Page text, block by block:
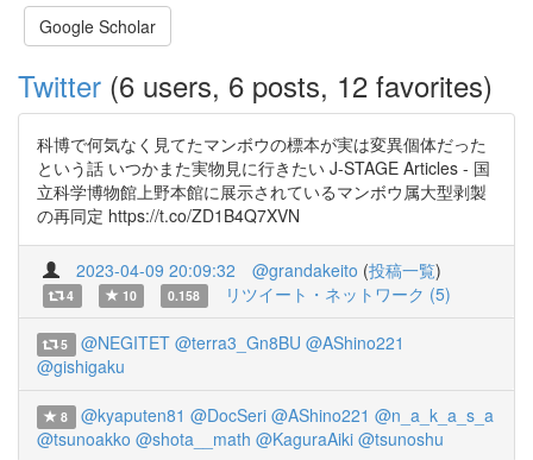
Google Scholar
Twitter (6 users, 6 posts, 12 favorites)
科博で何気なく見てたマンボウの標本が実は変異個体だった
という話 いつかまた実物見に行きたい J-STAGE Articles - 国
立科学博物館上野本館に展示されているマンボウ属大型剥製
の再同定 https://t.co/ZD1B4Q7XVN
2023-04-09 20:09:32 @grandakeito (投稿一覧)
4 10 0.158 リツイート・ネットワーク (5)
5 @NEGITET @terra3_Gn8BU @AShino221
@gishigaku
8 @kyaputen81 @DocSeri @AShino221 @n_a_k_a_s_a
@tsunoakko @shota__math @KaguraAiki @tsunoshu